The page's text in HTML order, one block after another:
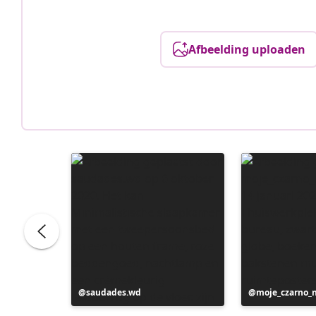
Afbeelding uploaden
Bericht
gepubliceerd
saudades.wd
Bericht
gepubliceerd